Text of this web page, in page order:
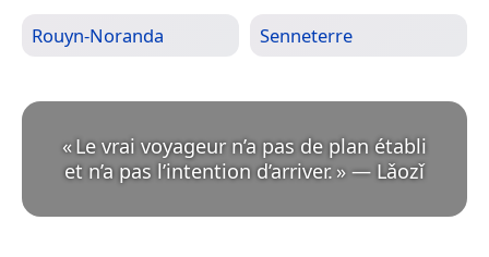
Rouyn-Noranda Senneterre
«Le vrai voyageur n’a pas de plan établi
et n’a pas l’intention d’arriver. » — Lǎozǐ